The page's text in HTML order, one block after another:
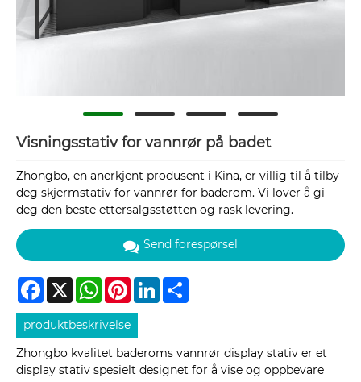
Visningsstativ for vannrør på badet
Zhongbo, en anerkjent produsent i Kina, er villig til å tilby
deg skjermstativ for vannrør for baderom. Vi lover å gi
deg den beste ettersalgsstøtten og rask levering.
Send forespørsel
Facebook
X WhatsAppPinterestLinkedIn
produktbeskrivelse
Zhongbo kvalitet baderoms vannrør display stativ er et
display stativ spesielt designet for å vise og oppbevare